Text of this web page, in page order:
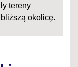
tereny
okolicę.